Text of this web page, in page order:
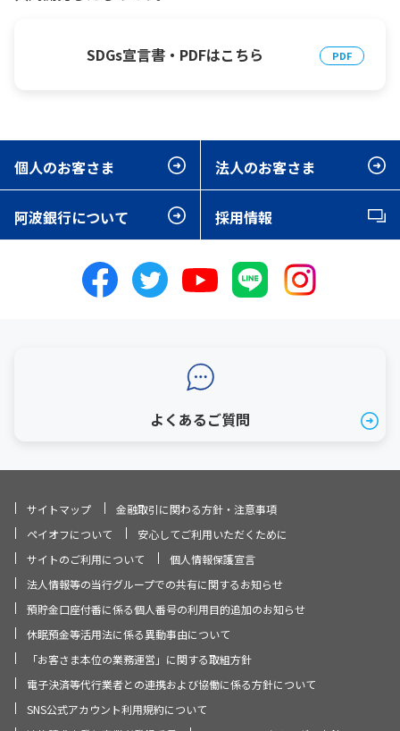
SDGs宣言書・PDFはこちら
個人のお客さま 法人のお客さま
阿波銀行について 採用情報
よくあるご質問
サイトマップ
金融取引に関わる方針・注意事項
ペイオフについて
安心してご利用いただくために
サイトのご利用について
個人情報保護宣言
法人情報等の当行グループでの共有に関するお知らせ
預貯金口座付番に係る個人番号の利用目的追加のお知らせ
休眠預金等活用法に係る異動事由について
「お客さま本位の業務運営」に関する取組方針
電子決済等代行業者との連携および協働に係る方針について
SNS公式アカウント利用規約について